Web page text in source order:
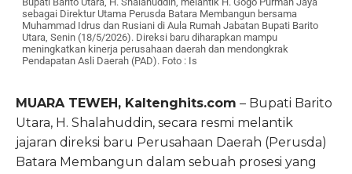
sebagai Direktur Utama Perusda Batara Membangun bersama
Muhammad Idrus dan Rusiani di Aula Rumah Jabatan Bupati Barito
Utara, Senin (18/5/2026). Direksi baru diharapkan mampu
meningkatkan kinerja perusahaan daerah dan mendongkrak
Pendapatan Asli Daerah (PAD). Foto : Is
MUARA TEWEH, Kaltenghits.com – Bupati Barito
Utara, H. Shalahuddin, secara resmi melantik
jajaran direksi baru Perusahaan Daerah (Perusda)
Batara Membangun dalam sebuah prosesi yang